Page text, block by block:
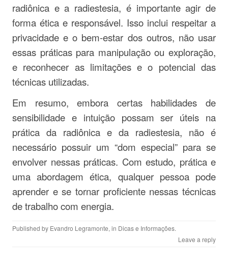
radiônica e a radiestesia, é importante agir de
forma ética e responsável. Isso inclui respeitar a
privacidade e o bem-estar dos outros, não usar
essas práticas para manipulação ou exploração,
e reconhecer as limitações e o potencial das
técnicas utilizadas.
Em resumo, embora certas habilidades de
sensibilidade e intuição possam ser úteis na
prática da radiônica e da radiestesia, não é
necessário possuir um “dom especial” para se
envolver nessas práticas. Com estudo, prática e
uma abordagem ética, qualquer pessoa pode
aprender e se tornar proficiente nessas técnicas
de trabalho com energia.
Published by Evandro Legramonte, in Dicas e Informações.
Leave a reply